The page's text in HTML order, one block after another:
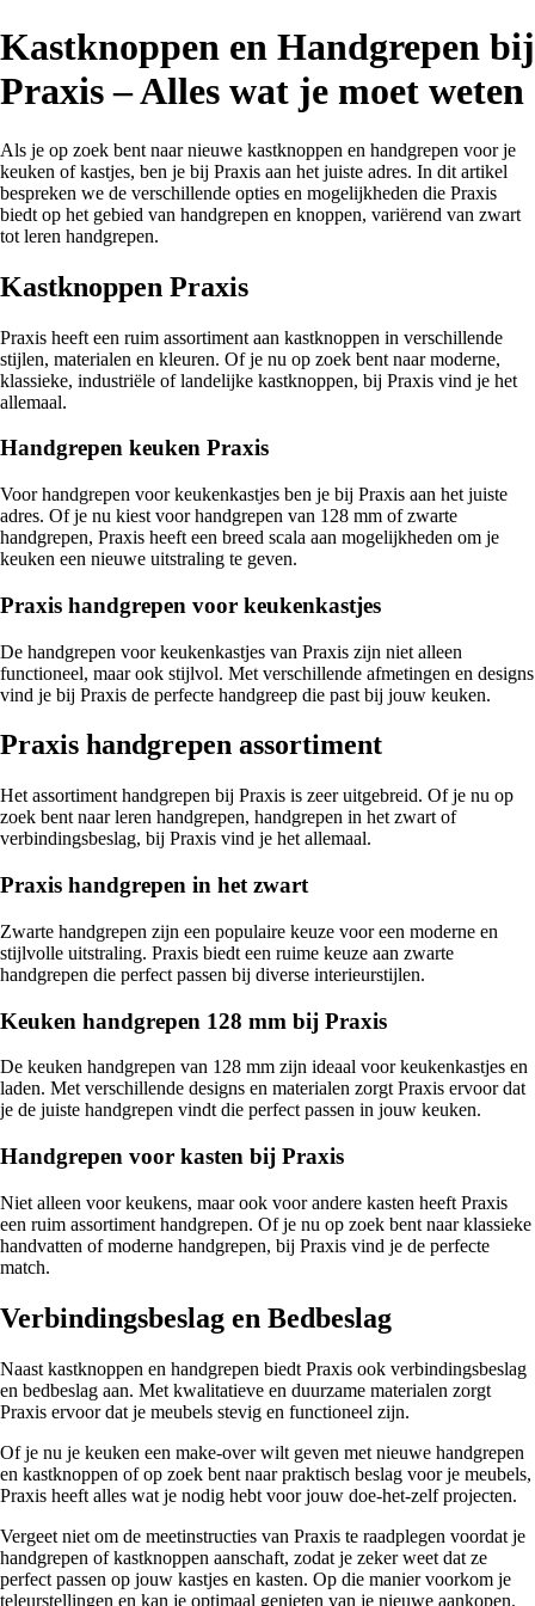
Kastknoppen en Handgrepen bij
Praxis – Alles wat je moet weten
Als je op zoek bent naar nieuwe kastknoppen en handgrepen voor je
keuken of kastjes, ben je bij Praxis aan het juiste adres. In dit artikel
bespreken we de verschillende opties en mogelijkheden die Praxis
biedt op het gebied van handgrepen en knoppen, variërend van zwart
tot leren handgrepen.
Kastknoppen Praxis
Praxis heeft een ruim assortiment aan kastknoppen in verschillende
stijlen, materialen en kleuren. Of je nu op zoek bent naar moderne,
klassieke, industriële of landelijke kastknoppen, bij Praxis vind je het
allemaal.
Handgrepen keuken Praxis
Voor handgrepen voor keukenkastjes ben je bij Praxis aan het juiste
adres. Of je nu kiest voor handgrepen van 128 mm of zwarte
handgrepen, Praxis heeft een breed scala aan mogelijkheden om je
keuken een nieuwe uitstraling te geven.
Praxis handgrepen voor keukenkastjes
De handgrepen voor keukenkastjes van Praxis zijn niet alleen
functioneel, maar ook stijlvol. Met verschillende afmetingen en designs
vind je bij Praxis de perfecte handgreep die past bij jouw keuken.
Praxis handgrepen assortiment
Het assortiment handgrepen bij Praxis is zeer uitgebreid. Of je nu op
zoek bent naar leren handgrepen, handgrepen in het zwart of
verbindingsbeslag, bij Praxis vind je het allemaal.
Praxis handgrepen in het zwart
Zwarte handgrepen zijn een populaire keuze voor een moderne en
stijlvolle uitstraling. Praxis biedt een ruime keuze aan zwarte
handgrepen die perfect passen bij diverse interieurstijlen.
Keuken handgrepen 128 mm bij Praxis
De keuken handgrepen van 128 mm zijn ideaal voor keukenkastjes en
laden. Met verschillende designs en materialen zorgt Praxis ervoor dat
je de juiste handgrepen vindt die perfect passen in jouw keuken.
Handgrepen voor kasten bij Praxis
Niet alleen voor keukens, maar ook voor andere kasten heeft Praxis
een ruim assortiment handgrepen. Of je nu op zoek bent naar klassieke
handvatten of moderne handgrepen, bij Praxis vind je de perfecte
match.
Verbindingsbeslag en Bedbeslag
Naast kastknoppen en handgrepen biedt Praxis ook verbindingsbeslag
en bedbeslag aan. Met kwalitatieve en duurzame materialen zorgt
Praxis ervoor dat je meubels stevig en functioneel zijn.
Of je nu je keuken een make-over wilt geven met nieuwe handgrepen
en kastknoppen of op zoek bent naar praktisch beslag voor je meubels,
Praxis heeft alles wat je nodig hebt voor jouw doe-het-zelf projecten.
Vergeet niet om de meetinstructies van Praxis te raadplegen voordat je
handgrepen of kastknoppen aanschaft, zodat je zeker weet dat ze
perfect passen op jouw kastjes en kasten. Op die manier voorkom je
teleurstellingen en kan je optimaal genieten van je nieuwe aankopen.